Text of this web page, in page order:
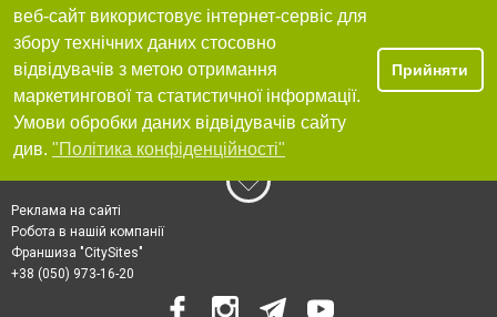
веб-сайт використовує інтернет-сервіс для
збору технічних даних стосовно
відвідувачів з метою отримання
маркетингової та статистичної інформації.
Умови обробки даних відвідувачів сайту
див. "Політика конфіденційності"
Прийняти
Реклама на сайті
Робота в нашій компанії
Франшиза "CitySites"
+38 (050) 973-16-20